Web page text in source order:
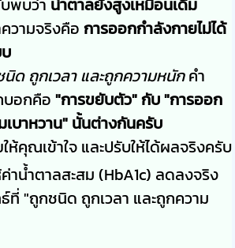
วามจริงคือ การออกกำลังกายไม่ได้
ด ถูกเวลา และถูกความหนักคำ
อกคือ "การขยับตัว" กับ "การออก
บาหวาน" นั้นต่างกันครับ
ห้คุณเข้าใจ และปรับให้ได้ผลจริงครับ
น้ำตาลสะสม (HbA1c) ลดลงจริง
"ถูกชนิด ถูกเวลา และถูกความ